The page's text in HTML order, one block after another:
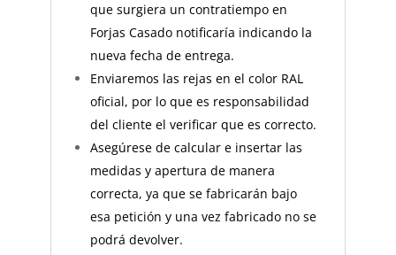
que surgiera un contratiempo en
Forjas Casado notificaría indicando la
nueva fecha de entrega.
Enviaremos las rejas en el color RAL
oficial, por lo que es responsabilidad
del cliente el verificar que es correcto.
Asegúrese de calcular e insertar las
medidas y apertura de manera
correcta, ya que se fabricarán bajo
esa petición y una vez fabricado no se
podrá devolver.